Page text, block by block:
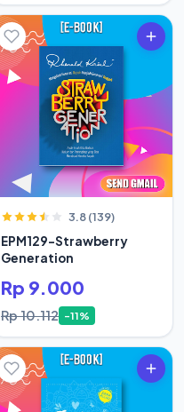
3.8 (139)
EPM129-Strawberry
Generation
Rp 9.000
Rp 10.112 -11%